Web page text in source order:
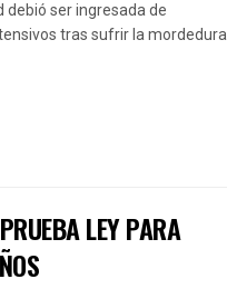
debió ser ingresada de
tras sufrir la mordedura
LEY PARA